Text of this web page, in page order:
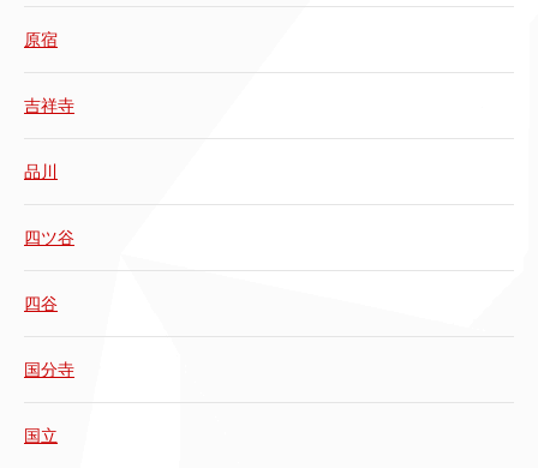
原宿
吉祥寺
品川
四ツ谷
四谷
国分寺
国立